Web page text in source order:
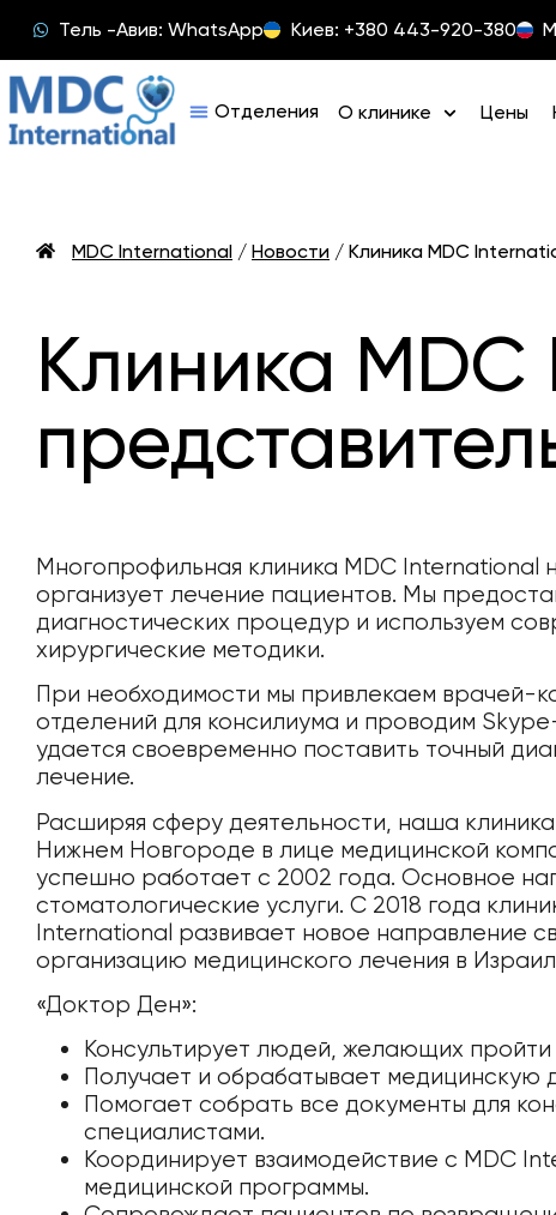
Тель -Авив: WhatsApp Киев: +380 443-920-380
О клинике Цены
MDC International / Новости / Клиника MDC
Клиника
Многопрофильная клиника MDC International
организует лечение пациентов. Мы
диагностических процедур и используем
хирургические методики.
При необходимости мы привлекаем врачей-
отделений для консилиума и проводим
удается своевременно поставить точный
лечение.
Расширяя сферу деятельности, наша
Нижнем Новгороде в лице медицинской
успешно работает с 2002 года. Основное
стоматологические услуги. С 2018 года
International развивает новое направление
организацию медицинского лечения в
«Доктор Ден»:
Консультирует людей, желающих пройти
Получает и обрабатывает медицинскую
Помогает собрать все документы для
специалистами.
Координирует взаимодействие с MDC
медицинской программы.